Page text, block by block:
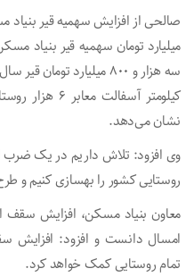
صالحی از افزایش سهمیه قیر
کیلومتر
نشان می‌دهد.
روستایی کشور را بهسازی کنیم و
معاون بنیاد مسکن، افزایش سقف
امسال دانست و افزود: افزایش
تمام روستایی کمک خواهد کرد.